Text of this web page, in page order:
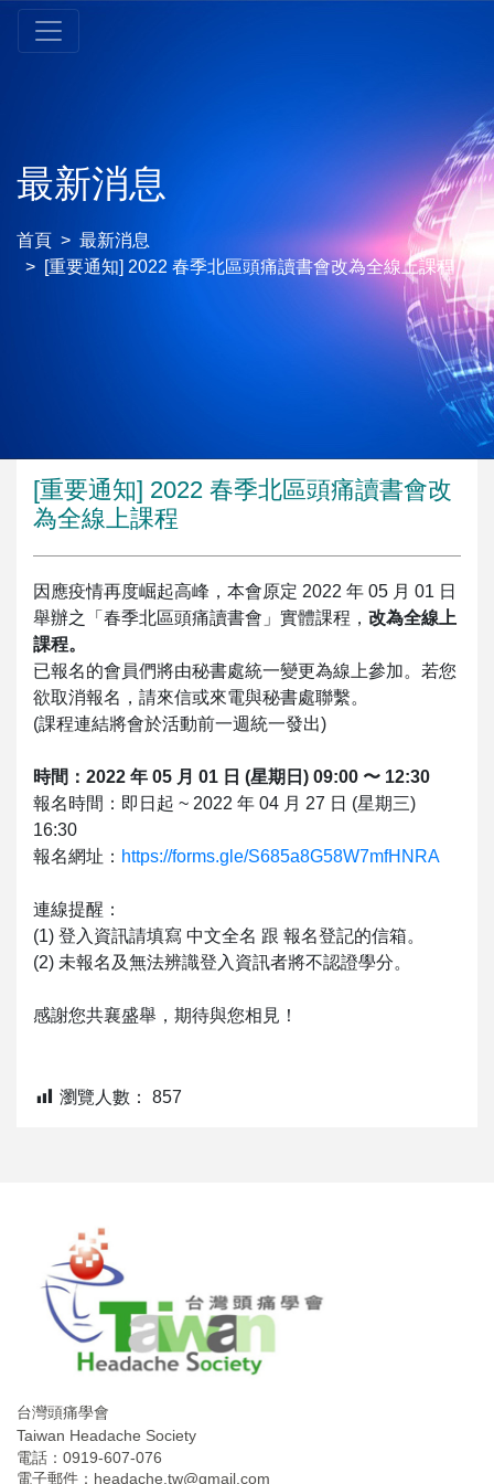
最新消息
首頁
最新消息
[重要通知] 2022 春季北區頭痛讀書會改為全線上課程
[重要通知] 2022 春季北區頭痛讀書會改
為全線上課程
因應疫情再度崛起高峰，本會原定 2022 年 05 月 01 日
舉辦之「春季北區頭痛讀書會」實體課程， 改為全線上
課程。
已報名的會員們將由秘書處統一變更為線上參加。若您
欲取消報名，請來信或來電與秘書處聯繫。
(課程連結將會於活動前一週統一發出)
時間：2022 年 05 月 01 日 (星期日) 09:00 〜 12:30
報名時間：即日起 ~ 2022 年 04 月 27 日 (星期三)
16:30
報名網址： https://forms.gle/S685a8G58W7mfHNRA
連線提醒：
(1) 登入資訊請填寫 中文全名 跟 報名登記的信箱。
(2) 未報名及無法辨識登入資訊者將不認證學分。
感謝您共襄盛舉，期待與您相見！
瀏覽人數： 857
台灣頭痛學會
Taiwan Headache Society
電話：0919-607-076
電子郵件： headache.tw@gmail.com